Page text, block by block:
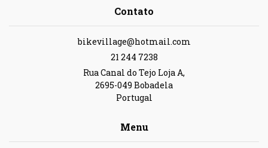
Contato
bikevillage@hotmail.com
21 244 7238
Rua Canal do Tejo Loja A,
2695-049 Bobadela
Portugal
Menu